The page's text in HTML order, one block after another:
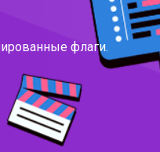
флаги.